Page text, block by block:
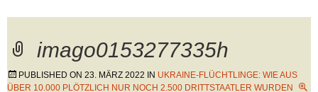
imago0153277335h
PUBLISHED ON 23. MÄRZ 2022 IN UKRAINE-FLÜCHTLINGE: WIE AUS
ÜBER 10.000 PLÖTZLICH NUR NOCH 2.500 DRITTSTAATLER WURDEN